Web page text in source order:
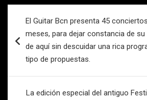
entradas
El Guitar Bcn presenta 45
meses, para dejar constancia de
de aquí sin descuidar una rica
tipo de propuestas.
La edición especial del antiguo